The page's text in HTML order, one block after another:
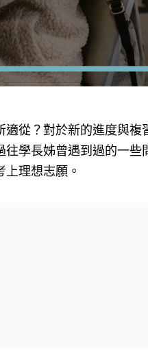
從？對於新的進度與複
學長姊曾遇到過的一些
理想志願。